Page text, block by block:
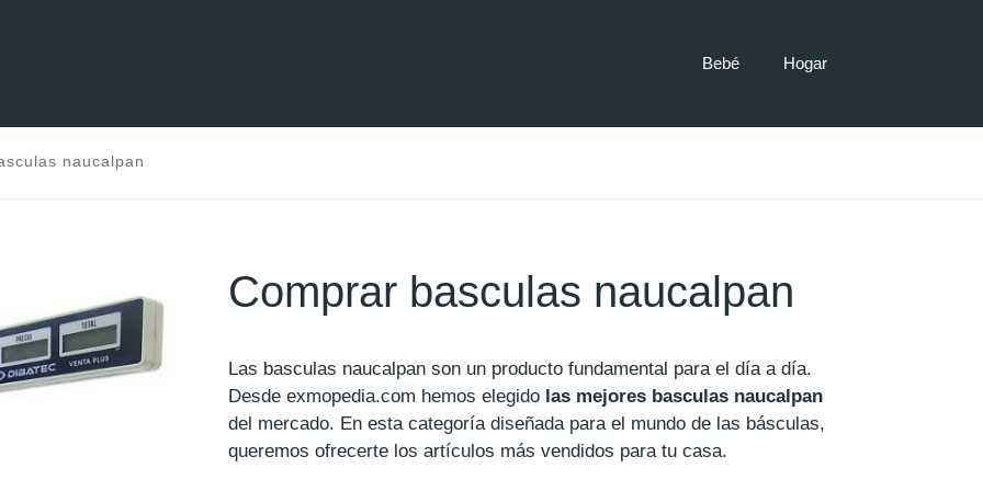
Bebé Hogar
naucalpan
Comprar basculas naucalpan
Las basculas naucalpan son un producto fundamental para el día a día.
Desde exmopedia.com hemos elegido las mejores basculas naucalpan
del mercado. En esta categoría diseñada para el mundo de las básculas,
queremos ofrecerte los artículos más vendidos para tu casa.